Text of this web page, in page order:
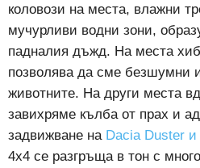
коловози на места, влажни
мучурливи водни зони,
падналия дъжд. На места
позволява да сме безшумни
животните. На други места
завихряме кълба от прах и
задвижване на Dacia Duster
4х4 се разгръща в тон с